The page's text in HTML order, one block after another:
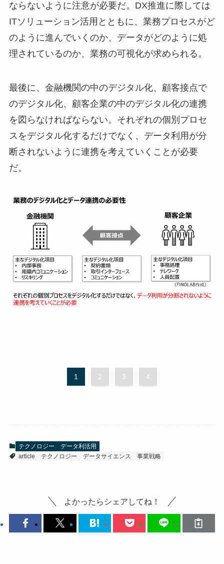
ならないように注意が必要だ。DX推進に際しては
ITソリューション活用とともに、業務プロセスがど
のように進んでいくのか、データがどのように処
理されているのか、業務の可視化が求められる。
最後に、金融機関の中のデジタル化、顧客接点で
のデジタル化、顧客企業の中のデジタル化の連携
を図らなければならない。それぞれの個別プロセ
スをデジタル化するだけでなく、データ利用が分
断されないように連携を考えていくことが必要
だ。
1 2 3 4
テクノロジー
データ利活用
article
テクノロジー データサイエンス 事業戦略
よかったらシェアしてね！